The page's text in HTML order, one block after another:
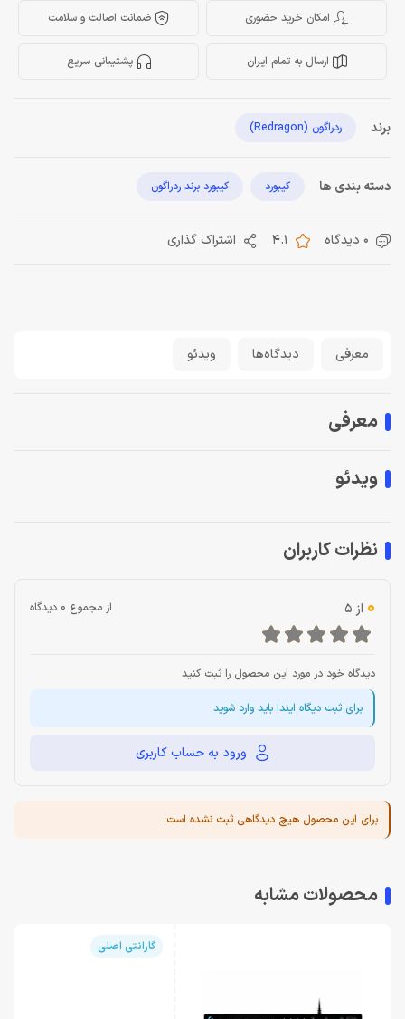
امکان خرید حضوری ضمانت اصالت و سلامت
ارسال به تمام ایران پشتیبانی سریع
برند ردراگون (Redragon)
دسته بندی ها کیبورد کیبورد برند ردراگون
0 دیدگاه 4.1 اشتراک گذاری
معرفی دیدگاه‌ها ویدئو
معرفی
ویدئو
نظرات کاربران
0 از 5 از مجموع 0 دیدگاه
دیدگاه خود در مورد این محصول را ثبت کنید
برای ثبت دیگاه ایندا باید وارد شوید
ورود به حساب کاربری
برای این محصول هیچ دیدگاهی ثبت نشده است.
محصولات مشابه
گارانتی اصلی